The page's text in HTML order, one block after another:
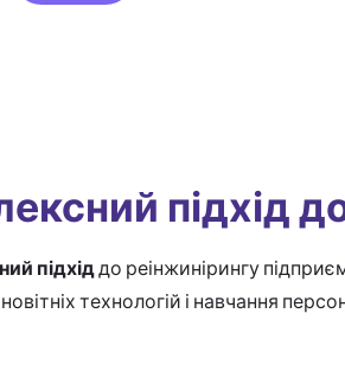
підхід
підхіддо реінжинірингу
технологій і навчання